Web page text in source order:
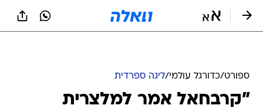
ספורט/כדורגל עולמי/ליגה ספרדית
"קרבחאל אמר למלצרית